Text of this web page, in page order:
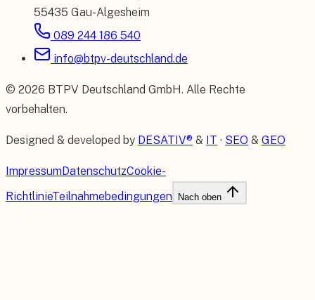
55435 Gau-Algesheim
089 244 186 540
info@btpv-deutschland.de
© 2026 BTPV Deutschland GmbH. Alle Rechte
vorbehalten.
Designed & developed by DESATIV® & IT · SEO & GEO
ImpressumDatenschutzCookie-
RichtlinieTeilnahmebedingungen Nach oben